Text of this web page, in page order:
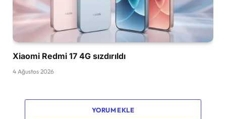
Xiaomi Redmi 17 4G sızdırıldı
4 Ağustos 2026
YORUM EKLE